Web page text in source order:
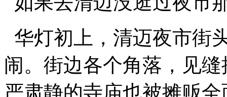
华灯初上，清迈夜市街
闹。街边各个角落，见
严肃静的寺庙也被摊贩